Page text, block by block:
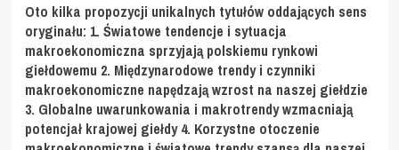
Oto kilka propozycji unikalnych tytułów oddających sens
oryginału: 1. Światowe tendencje i sytuacja
makroekonomiczna sprzyjają polskiemu rynkowi
giełdowemu 2. Międzynarodowe trendy i czynniki
makroekonomiczne napędzają wzrost na naszej giełdzie
3. Globalne uwarunkowania i makrotrendy wzmacniają
potencjał krajowej giełdy 4. Korzystne otoczenie